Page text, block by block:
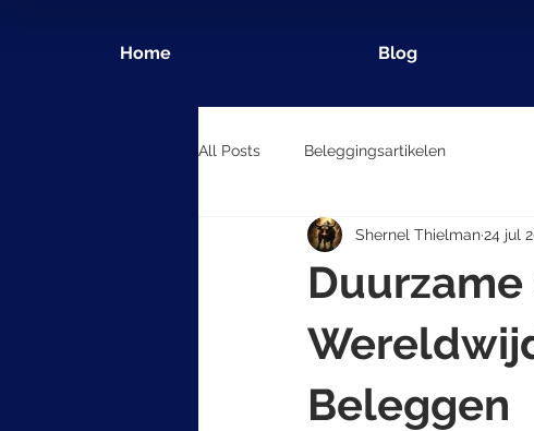
Home Blog
All Posts Beleggingsartikelen
Beleggen
Shernel Thielman24 jul